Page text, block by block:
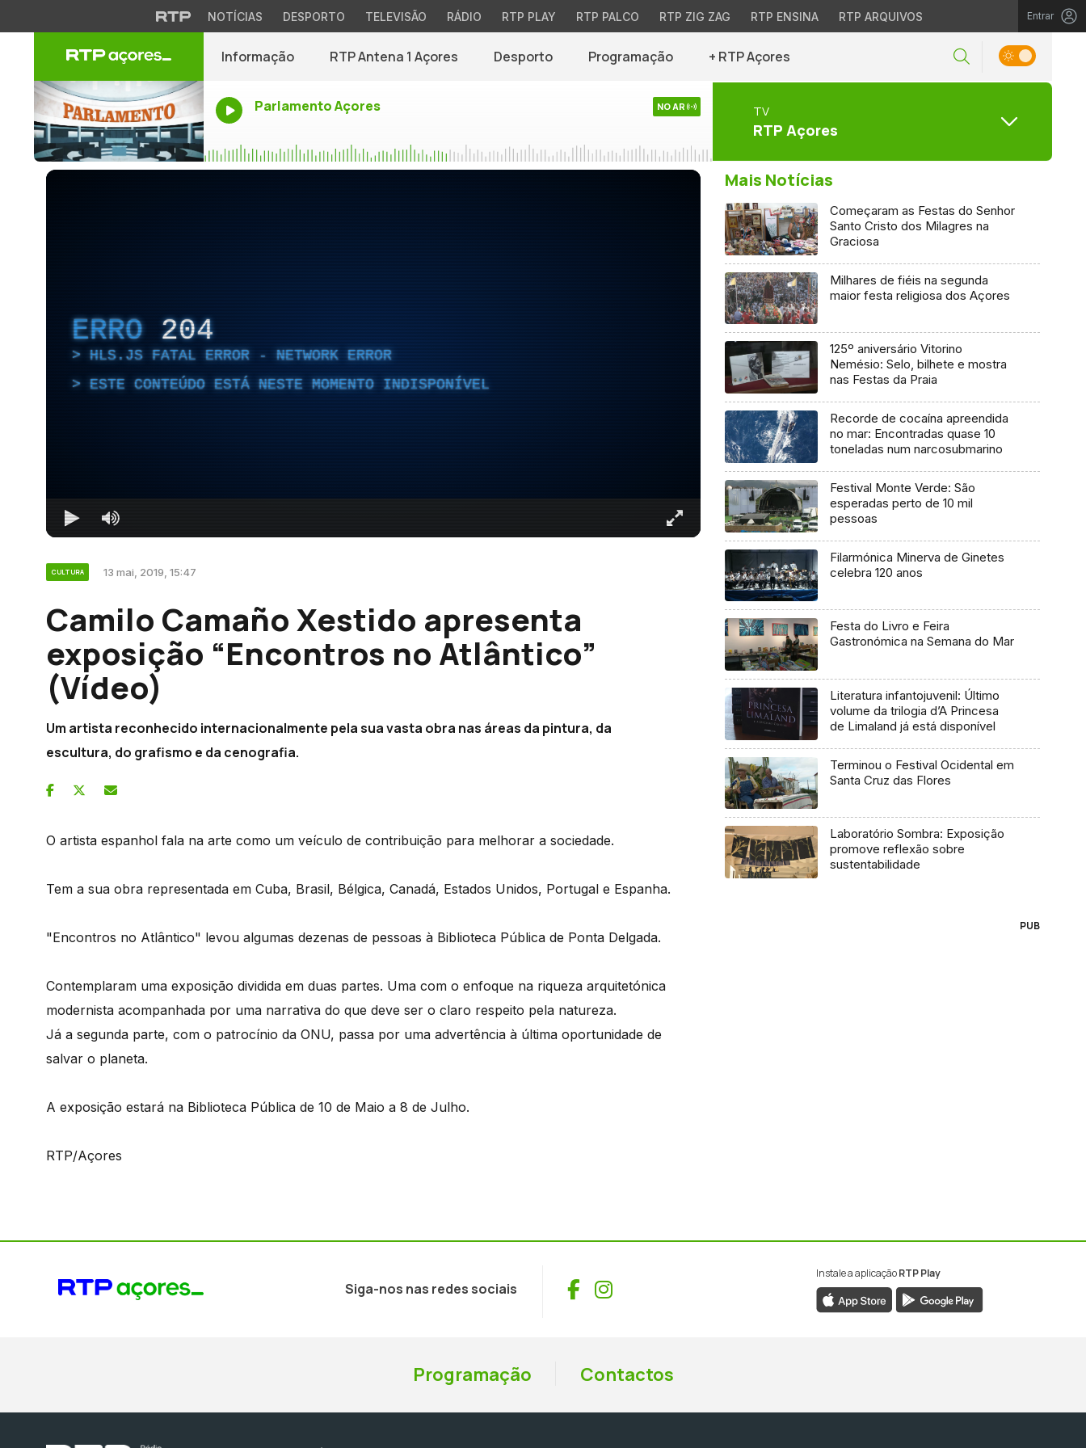
NOTÍCIAS DESPORTO TELEVISÃO RÁDIO RTP PLAY RTP PALCO RTP ZIG ZAG RTP ENSINA RTP ARQUIVOS Entrar
Informação RTP Antena 1 Açores Desporto Programação + RTP Açores
Parlamento Açores NO AR TV
RTP Açores
ERRO 204
HLS.JS FATAL ERROR - NETWORK ERROR
ESTE CONTEÚDO ESTÁ NESTE MOMENTO INDISPONÍVEL
CULTURA 13 mai, 2019, 15:47
Camilo Camaño Xestido apresenta
exposição “Encontros no Atlântico”
(Vídeo)
Um artista reconhecido internacionalmente pela sua vasta obra nas áreas da pintura, da
escultura, do grafismo e da cenografia.
O artista espanhol fala na arte como um veículo de contribuição para melhorar a sociedade.
Tem a sua obra representada em Cuba, Brasil, Bélgica, Canadá, Estados Unidos, Portugal e Espanha.
"Encontros no Atlântico" levou algumas dezenas de pessoas à Biblioteca Pública de Ponta Delgada.
Contemplaram uma exposição dividida em duas partes. Uma com o enfoque na riqueza arquitetónica
modernista acompanhada por uma narrativa do que deve ser o claro respeito pela natureza.
Já a segunda parte, com o patrocínio da ONU, passa por uma advertência à última oportunidade de
salvar o planeta.
A exposição estará na Biblioteca Pública de 10 de Maio a 8 de Julho.
RTP/Açores
Mais Notícias
Começaram as Festas do Senhor
Santo Cristo dos Milagres na
Graciosa
Milhares de fiéis na segunda
maior festa religiosa dos Açores
125º aniversário Vitorino
Nemésio: Selo, bilhete e mostra
nas Festas da Praia
Recorde de cocaína apreendida
no mar: Encontradas quase 10
toneladas num narcosubmarino
Festival Monte Verde: São
esperadas perto de 10 mil
pessoas
Filarmónica Minerva de Ginetes
celebra 120 anos
Festa do Livro e Feira
Gastronómica na Semana do Mar
Literatura infantojuvenil: Último
volume da trilogia d’A Princesa
de Limaland já está disponível
Terminou o Festival Ocidental em
Santa Cruz das Flores
Laboratório Sombra: Exposição
promove reflexão sobre
sustentabilidade
PUB
Siga-nos nas redes sociais Facebook
Instagram
Instale a aplicaçãoRTP Play
Programação Contactos